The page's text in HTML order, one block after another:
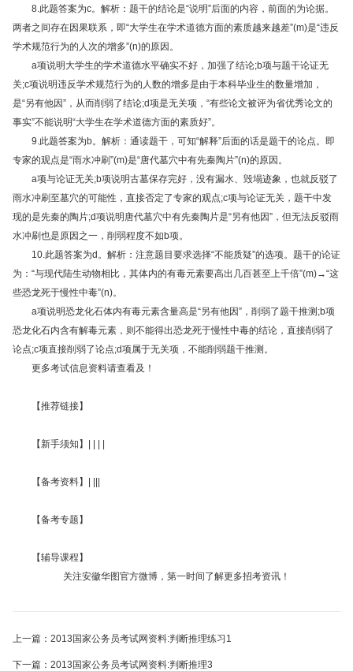
8.此题答案为c。解析：题干的结论是“说明”后面的内容，前面的为论据。
两者之间存在因果联系，即“大学生在学术道德方面的素质越来越差”(m)是“违反
学术规范行为的人次的增多”(n)的原因。
a项说明大学生的学术道德水平确实不好，加强了结论;b项与题干论证无
关;c项说明违反学术规范行为的人数的增多是由于本科毕业生的数量增加，
是“另有他因”，从而削弱了结论;d项是无关项，“有些论文被评为省优秀论文的
事实”不能说明“大学生在学术道德方面的素质好”。
9.此题答案为b。解析：通读题干，可知“解释”后面的话是题干的论点。即
专家的观点是“雨水冲刷”(m)是“唐代墓穴中有先秦陶片”(n)的原因。
a项与论证无关;b项说明古墓保存完好，没有漏水、毁塌迹象，也就反驳了
雨水冲刷至墓穴的可能性，直接否定了专家的观点;c项与论证无关，题干中发
现的是先秦的陶片;d项说明唐代墓穴中有先秦陶片是“另有他因”，但无法反驳雨
水冲刷也是原因之一，削弱程度不如b项。
10.此题答案为d。解析：注意题目要求选择“不能质疑”的选项。题干的论证
为：“与现代陆生动物相比，其体内的有毒元素要高出几百甚至上千倍”(m)→“这
些恐龙死于慢性中毒”(n)。
a项说明恐龙化石体内有毒元素含量高是“另有他因”，削弱了题干推测;b项
恐龙化石内含有解毒元素，则不能得出恐龙死于慢性中毒的结论，直接削弱了
论点;c项直接削弱了论点;d项属于无关项，不能削弱题干推测。
更多考试信息资料请查看及！
【推荐链接】
【新手须知】| | | |
【备考资料】| |||
【备考专题】
【辅导课程】
关注安徽华图官方微博，第一时间了解更多招考资讯！
上一篇：2013国家公务员考试网资料:判断推理练习1
下一篇：2013国家公务员考试网资料:判断推理3